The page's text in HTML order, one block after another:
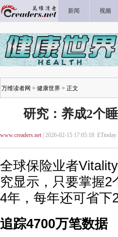
新闻 视频
万维读者网 > 健康世界 > 正文
研究：养成2个
www.creaders.net| 2026-02-15 17:05:18 ETtoday |
全球保险业者
究显示，只要掌握
4年，每年还可省下
追踪4700万笔数据